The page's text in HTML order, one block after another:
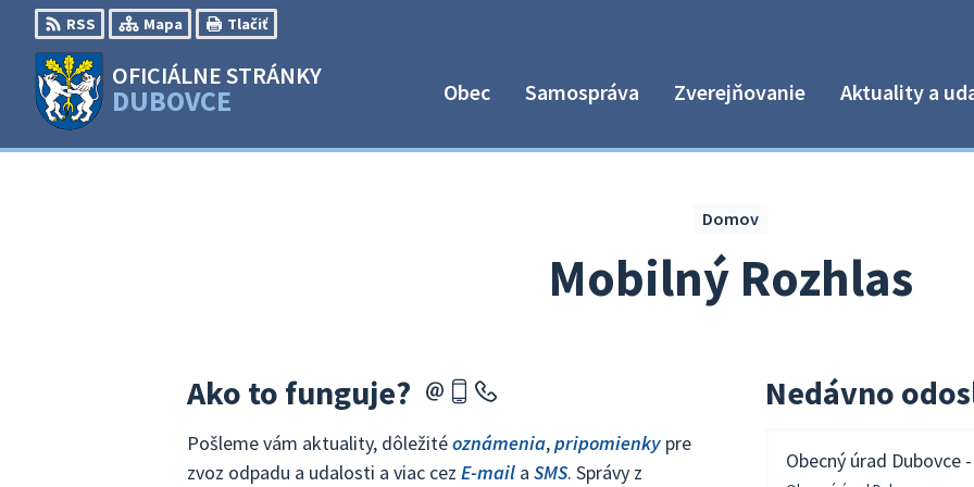
Preskočiť
na
obsah
RSS Mapa Tlačiť
OFICIÁLNE STRÁNKY
DUBOVCE Obec Samospráva Zverejňovanie Aktuality a
Mobilný Rozhlas
Domov
Ako to funguje?
Pošleme vám aktuality, dôležitéoznámenia,pripomienky pre
zvoz odpadu a udalosti a viac cez E-mail a SMS. Správy z
Nedávno
Obecný úrad Dubovce